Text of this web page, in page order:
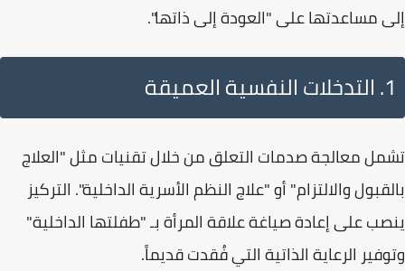
إلى مساعدتها على "العودة إلى ذاتها".
1. التدخلات النفسية العميقة
تشمل معالجةصدمات التعلقمن خلال تقنيات مثل "العلاج
بالقبول والالتزام" أو "علاج النظم الأسرية الداخلية". التركيز
ينصب على إعادة صياغة علاقة المرأة بـ "طفلتها الداخلية"
وتوفير الرعاية الذاتية التي فُقدت قديماً.